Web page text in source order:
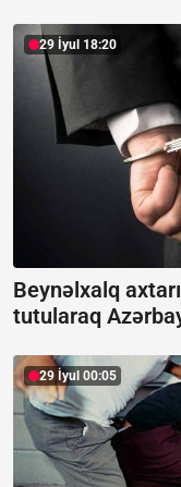
29 İyul 18:20
Beynəlxalq
tutularaq
29 İyul 00:05